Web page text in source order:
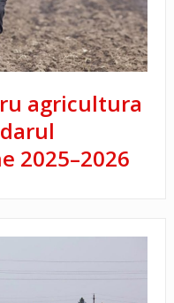
agricultura
2025–2026